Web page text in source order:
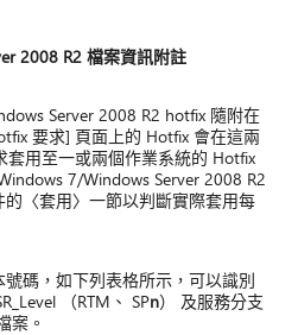
2008 R2 檔案資訊附註
Server 2008 R2 hotfix 隨附在
要求] 頁面上的 Hotfix 會在這兩
套用至一或兩個作業系統的 Hotfix
7/Windows Server 2008 R2
〈套用〉一節以判斷實際套用每
碼，如下列表格所示，可以識別
（RTM、 SPn） 及服務分支
案。